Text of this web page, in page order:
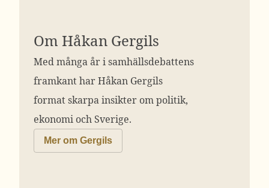
Om Håkan Gergils
Med många år i samhällsdebattens
framkant har Håkan Gergils
format skarpa insikter om politik,
ekonomi och Sverige.
Mer om Gergils